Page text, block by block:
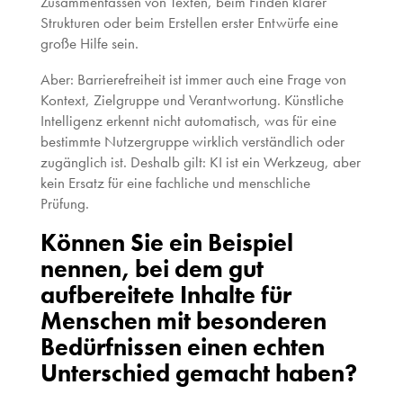
Strukturen oder beim Erstellen erster Entwürfe eine
große Hilfe sein.
Aber: Barrierefreiheit ist immer auch eine Frage von
Kontext, Zielgruppe und Verantwortung. Künstliche
Intelligenz erkennt nicht automatisch, was für eine
bestimmte Nutzergruppe wirklich verständlich oder
zugänglich ist. Deshalb gilt: KI ist ein Werkzeug, aber
kein Ersatz für eine fachliche und menschliche
Prüfung.
Können Sie ein Beispiel
nennen, bei dem gut
aufbereitete Inhalte für
Menschen mit besonderen
Bedürfnissen einen echten
Unterschied gemacht haben?